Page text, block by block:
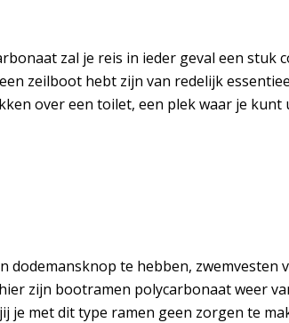
zal je reis in ieder geval een stuk
zeilboot hebt zijn van redelijk
over een toilet, een plek waar je
te hebben, zwemvesten
zijn bootramen polycarbonaat weer
met dit type ramen geen zorgen te